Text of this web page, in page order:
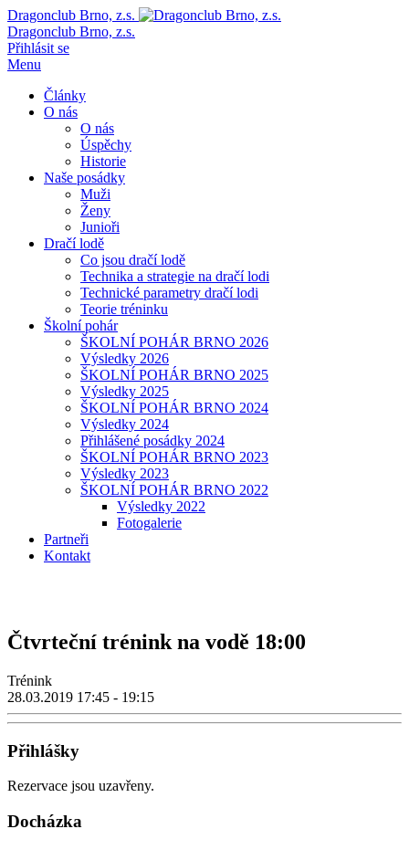
Dragonclub Brno, z.s.
Dragonclub Brno, z.s.
Přihlásit se
Menu
Články
O nás
O nás
Úspěchy
Historie
Naše posádky
Muži
Ženy
Junioři
Dračí lodě
Co jsou dračí lodě
Technika a strategie na dračí lodi
Technické parametry dračí lodi
Teorie tréninku
Školní pohár
ŠKOLNÍ POHÁR BRNO 2026
Výsledky 2026
ŠKOLNÍ POHÁR BRNO 2025
Výsledky 2025
ŠKOLNÍ POHÁR BRNO 2024
Výsledky 2024
Přihlášené posádky 2024
ŠKOLNÍ POHÁR BRNO 2023
Výsledky 2023
ŠKOLNÍ POHÁR BRNO 2022
Výsledky 2022
Fotogalerie
Partneři
Kontakt
Čtvrteční trénink na vodě 18:00
Trénink
28.03.2019 17:45 - 19:15
Přihlášky
Rezervace jsou uzavřeny.
Docházka